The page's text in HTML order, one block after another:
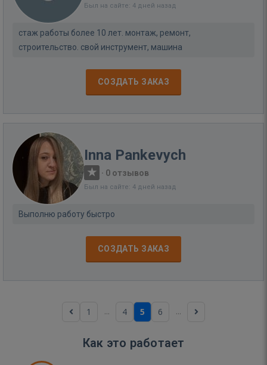
Был на сайте: 4 дней назад
стаж работы более 10 лет. монтаж, ремонт,
строительство. свой инструмент, машина
СОЗДАТЬ ЗАКАЗ
Inna Pankevych
· 0 отзывов
Был на сайте: 4 дней назад
Выполню работу быстро
СОЗДАТЬ ЗАКАЗ
1 ... 4 5 6 ...
Как это работает